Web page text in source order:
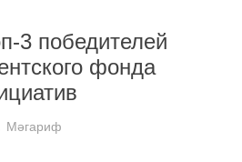
3 победителей
фонда
Мәгариф